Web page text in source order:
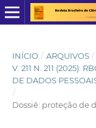
INÍCIO / ARQUIVOS /
V. 211 N. 211 (2025):
DE DADOS
/
Dossiê: proteção de